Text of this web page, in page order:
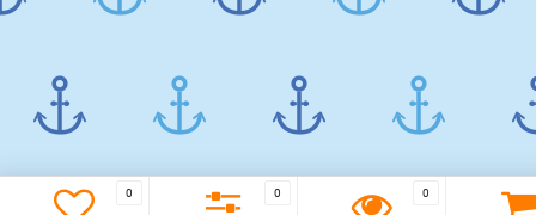
0 0 0